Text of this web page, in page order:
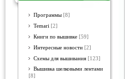
Программы [8]
Temari [2]
Книги по вышивке [59]
Интересные новости [2]
Схемы для вышивания [123]
Вышивка шелковыми лентами
[8]